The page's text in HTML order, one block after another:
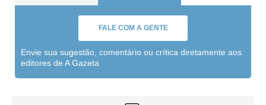
FALE COM A GENTE
Envie sua sugestão, comentário ou crítica diretamente aos
editores de A Gazeta